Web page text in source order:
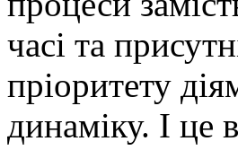
часі та
пріоритету
динаміку. І це